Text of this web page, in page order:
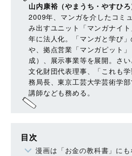
山内康裕（やまうち・やすひろ
2009年、マンガを介したコミ
み出すユニット「マンガナイ
年に法人化。「マンガと学び
や、拠点営業「マンガピット
成）、展示事業等を展開。さ
文化財団代表理事、「これも
務局長、東京工芸大学芸術学
講師なども務める。
目次
漫画は「お金の教科書」にも